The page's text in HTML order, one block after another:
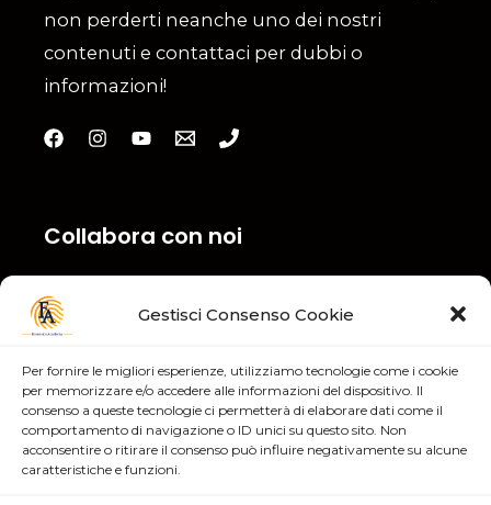
Gestisci Consenso Cookie
Per fornire le migliori esperienze, utilizziamo tecnologie come i cookie
per memorizzare e/o accedere alle informazioni del dispositivo. Il
consenso a queste tecnologie ci permetterà di elaborare dati come il
comportamento di navigazione o ID unici su questo sito. Non
acconsentire o ritirare il consenso può influire negativamente su alcune
caratteristiche e funzioni.
non perderti neanche uno dei nostri
contenuti e contattaci per dubbi o
informazioni!
Collabora con noi
Compila il nostro Modulo ed inviaci la tua
candidatura! Clicca qui
Sfoglia i corsi
Corsi